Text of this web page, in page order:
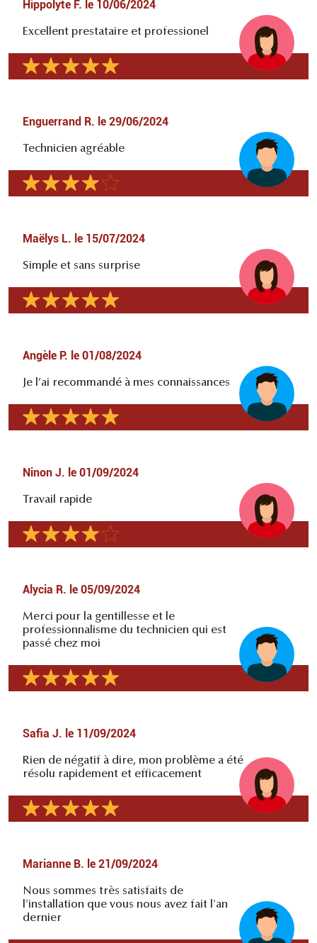
Hippolyte F. le 10/06/2024
Excellent prestataire et professionel
Enguerrand R. le 29/06/2024
Technicien agréable
Maëlys L. le 15/07/2024
Simple et sans surprise
Angèle P. le 01/08/2024
Je l’ai recommandé à mes connaissances
Ninon J. le 01/09/2024
Travail rapide
Alycia R. le 05/09/2024
Merci pour la gentillesse et le
professionnalisme du technicien qui est
passé chez moi
Safia J. le 11/09/2024
Rien de négatif à dire, mon problème a été
résolu rapidement et efficacement
Marianne B. le 21/09/2024
Nous sommes très satisfaits de
l'installation que vous nous avez fait l'an
dernier